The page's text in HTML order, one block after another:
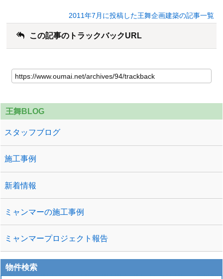
2011年7月に投稿した王舞企画建築の記事一覧
この記事のトラックバックURL
王舞BLOG
スタッフブログ
施工事例
新着情報
ミャンマーの施工事例
ミャンマープロジェクト報告
物件検索